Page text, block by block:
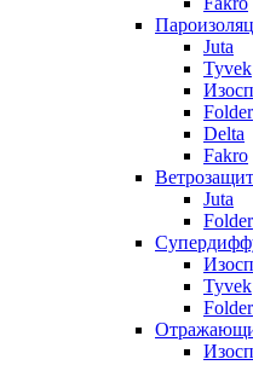
Juta
Tyvek
Folder
Delta
Fakro
Juta
Folder
Tyvek
Folder